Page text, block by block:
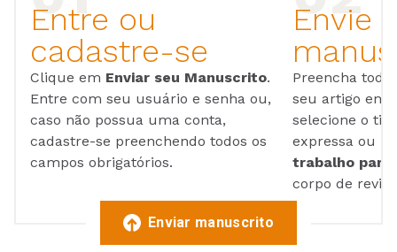
Entre ou
cadastre-se
Clique em Enviar seu Manuscrito.
Entre com seu usuário e senha ou,
caso não possua uma conta,
cadastre-se preenchendo todos os
campos obrigatórios.
Envie
Preencha
seu artigo em
selecione o
expressa ou
trabalho para
corpo de
Enviar manuscrito